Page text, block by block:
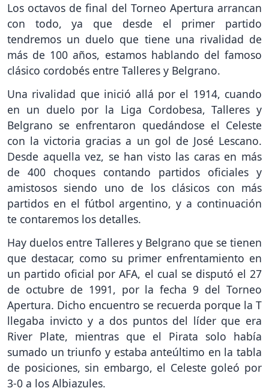
Los octavos de final del Torneo Apertura arrancan
con todo, ya que desde el primer partido
tendremos un duelo que tiene una rivalidad de
más de 100 años, estamos hablando del famoso
clásico cordobés entre Talleres y Belgrano.
Una rivalidad que inició allá por el 1914, cuando
en un duelo por la Liga Cordobesa, Talleres y
Belgrano se enfrentaron quedándose el Celeste
con la victoria gracias a un gol de José Lescano.
Desde aquella vez, se han visto las caras en más
de 400 choques contando partidos oficiales y
amistosos siendo uno de los clásicos con más
partidos en el fútbol argentino, y a continuación
te contaremos los detalles.
Hay duelos entre Talleres y Belgrano que se tienen
que destacar, como su primer enfrentamiento en
un partido oficial por AFA, el cual se disputó el 27
de octubre de 1991, por la fecha 9 del Torneo
Apertura. Dicho encuentro se recuerda porque la T
llegaba invicto y a dos puntos del líder que era
River Plate, mientras que el Pirata solo había
sumado un triunfo y estaba anteúltimo en la tabla
de posiciones, sin embargo, el Celeste goleó por
3-0 a los Albiazules.